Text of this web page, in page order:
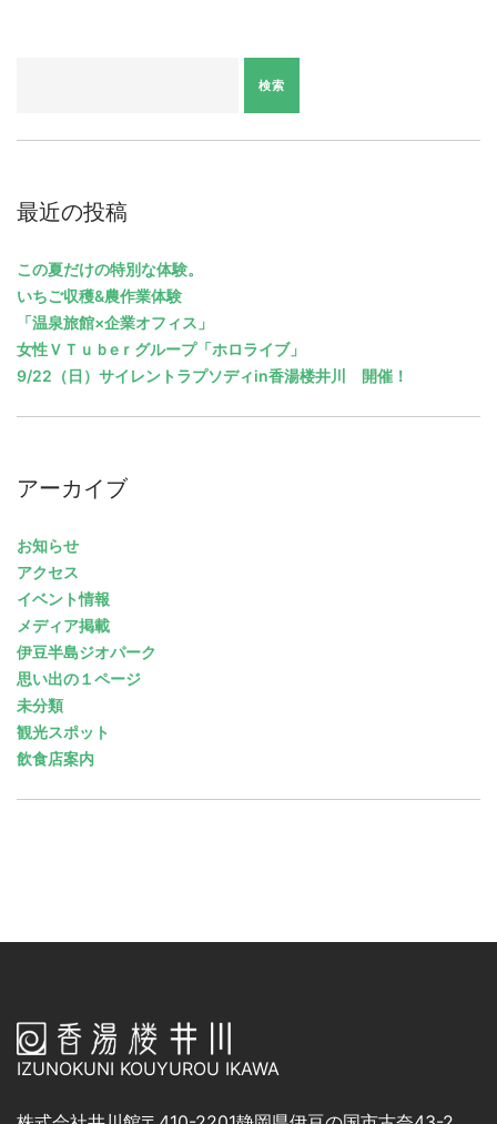
最近の投稿
この夏だけの特別な体験。
いちご収穫&農作業体験
「温泉旅館×企業オフィス」
女性ＶＴｕｂeｒグループ「ホロライブ」
9/22（日）サイレントラプソディin香湯楼井川 開催！
アーカイブ
お知らせ
アクセス
イベント情報
メディア掲載
伊豆半島ジオパーク
思い出の１ページ
未分類
観光スポット
飲食店案内
IZUNOKUNI KOUYUROU IKAWA